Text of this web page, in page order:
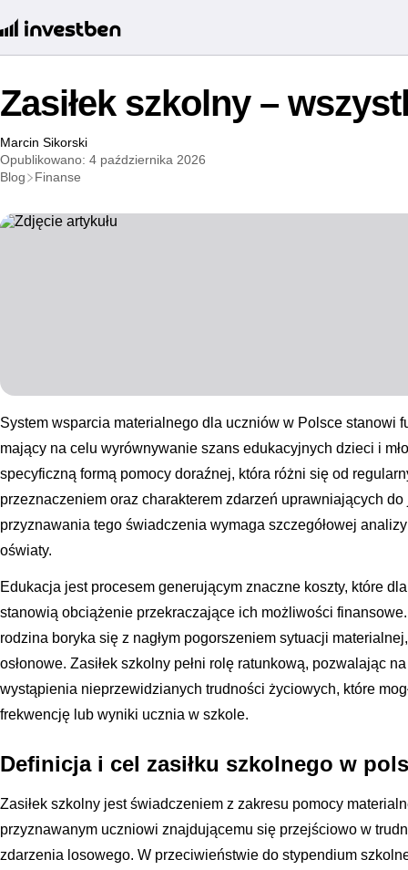
Zasiłek szkolny –
Marcin Sikorski
Opublikowano: 4 października 2026
Blog
Finanse
System wsparcia materialnego dla uczniów w Polsce stanowi
mający na celu wyrównywanie szans edukacyjnych dzieci i
specyficzną formą pomocy doraźnej, która różni się od
przeznaczeniem oraz charakterem zdarzeń uprawniających
przyznawania tego świadczenia wymaga szczegółowej
oświaty.
Edukacja jest procesem generującym znaczne koszty, które
stanowią obciążenie przekraczające ich możliwości
rodzina boryka się z nagłym pogorszeniem sytuacji
osłonowe. Zasiłek szkolny pełni rolę ratunkową, pozwalając
wystąpienia nieprzewidzianych trudności życiowych, które
frekwencję lub wyniki ucznia w szkole.
Definicja i cel zasiłku szkolnego w
Zasiłek szkolny jest świadczeniem z zakresu pomocy
przyznawanym uczniowi znajdującemu się przejściowo w
zdarzenia losowego. W przeciwieństwie do stypendium